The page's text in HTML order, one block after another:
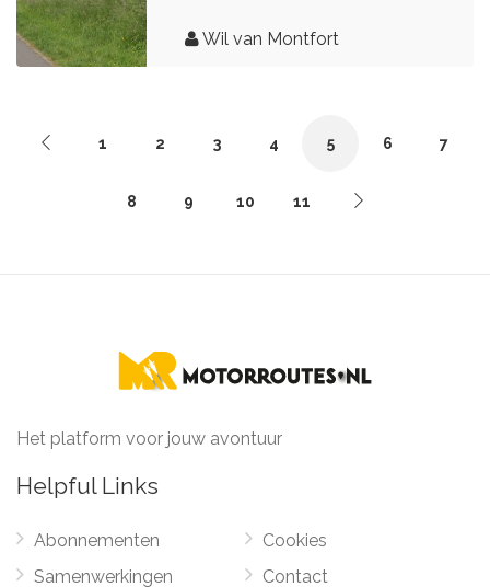
Wil van Montfort
1 2 3 4 5 6 7
8 9 10 11
Het platform voor jouw avontuur
Helpful Links
Abonnementen
Samenwerkingen
Cookies
Contact